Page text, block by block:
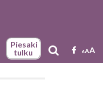
Piesaki
tulku
AAA